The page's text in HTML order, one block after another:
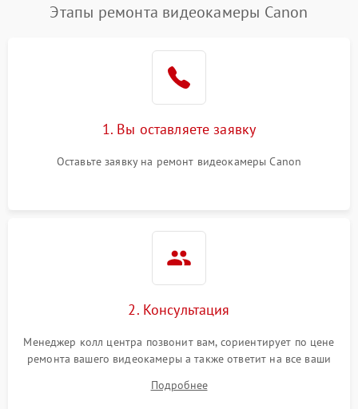
2200 ₽
Не работает стабилизация
2300 ₽ Подробнее →
Этапы ремонта видеокамеры Canon
1. Вы оставляете заявку
Оставьте заявку на ремонт видеокамеры Canon
2. Консультация
Менеджер колл центра позвонит вам, сориентирует по цене
ремонта вашего видеокамеры а также ответит на все ваши
Подробнее